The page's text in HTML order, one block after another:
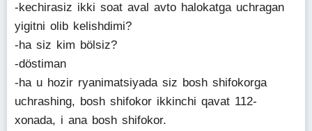
-kechirasiz ikki soat aval avto halokatga uchragan
yigitni olib kelishdimi?
-ha siz kim bölsiz?
-döstiman
-ha u hozir ryanimatsiyada siz bosh shifokorga
uchrashing, bosh shifokor ikkinchi qavat 112-
xonada, i ana bosh shifokor.